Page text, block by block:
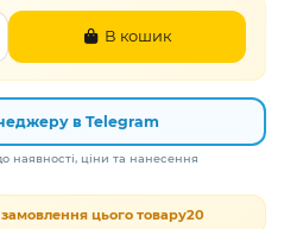
В кошик
в Telegram
наявності, ціни та нанесення
замовлення цього товару20